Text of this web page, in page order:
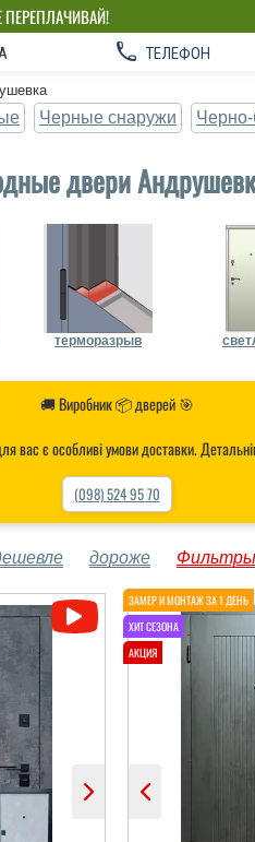
ТЕЛЕФОН
Черные снаружи
двери
терморазрыв
🚚 Виробник 📦 дверей 🎯
вас є особливі умови доставки.
(098) 524 95 70
дороже Фильтры